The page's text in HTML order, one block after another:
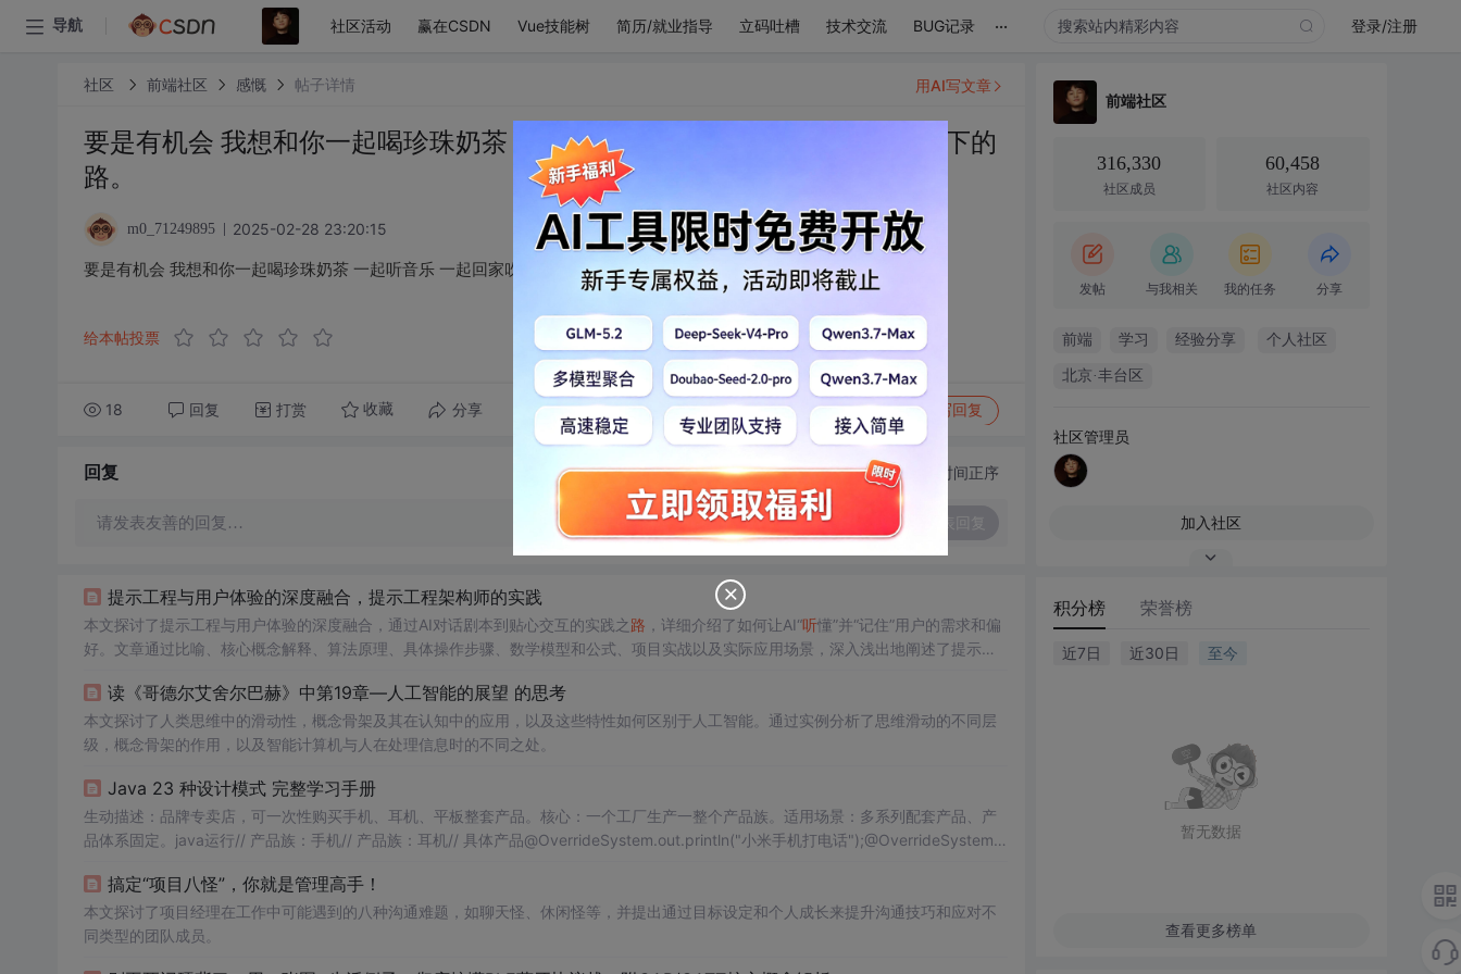
导航 社区活动 赢在CSDN Vue技能树 简历/就业指导 立码吐槽 技术交流 BUG记录 ... 登录/注册
社区 前端社区 感慨 帖子详情
要是有机会 我想和你一起喝珍珠奶茶 一起听音乐 一起回家吹晚风 一起走剩下的
路。
m0_71249895 2025-02-28 23:20:15
要是有机会 我想和你一起喝珍珠奶茶 一起听音乐 一起回家吹晚风 一起走剩下的路。
给本帖投票
18 回复 打赏 收藏 分享 转发到动态 举报 写回复
用AI写文章
回复 切换为时间正序
请发表友善的回复…
提示工程与用户体验的深度融合，提示工程架构师的实践
本文探讨了提示工程与用户体验的深度融合，通过AI对话剧本到贴心交互的实践之路 ，详细介绍了如何让AI“听懂”并“记住”用户的需求和偏
好。文章通过比喻、核心概念解释、算法原理、具体操作步骤、数学模型和公式、项目实战以及实际应用场景，深入浅出地阐述了提示工
读《哥德尔艾舍尔巴赫》中第19章—人工智能的展望 的思考
本文探讨了人类思维中的滑动性，概念骨架及其在认知中的应用，以及这些特性如何区别于人工智能。通过实例分析了思维滑动的不同层
级，概念骨架的作用，以及智能计算机与人在处理信息时的不同之处。
Java 23 种设计模式 完整学习手册
生动描述：品牌专卖店，可一次性购买手机、耳机、平板整套产品。核心：一个工厂生产一整个产品族。适用场景：多系列配套产品、产
品体系固定。java运行// 产品族：手机// 产品族：耳机// 具体产品@OverrideSystem.out.println("小米手机打电话");@OverrideSystem.o
搞定“项目八怪”，你就是管理高手！
本文探讨了项目经理在工作中可能遇到的八种沟通难题，如聊天怪、休闲怪等，并提出通过目标设定和个人成长来提升沟通技巧和应对不
同类型的团队成员。
前端社区
316,330
社区成员
60,458
社区内容
发帖 与我相关 我的任务 分享
前端 学习 经验分享 个人社区
北京·丰台区
社区管理员
加入社区
积分榜 荣誉榜
近7日 近30日 至今
暂无数据
查看更多榜单